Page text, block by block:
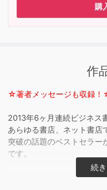
購
作
☆著者メッセージも収録
2013年6ヶ月連続ビジネス
あらゆる書店、ネット書店
突破の話題のベストセラ
です。
「伝え方の技術」は、専門